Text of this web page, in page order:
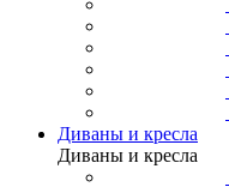
Диваны и кресла
Диваны и кресла